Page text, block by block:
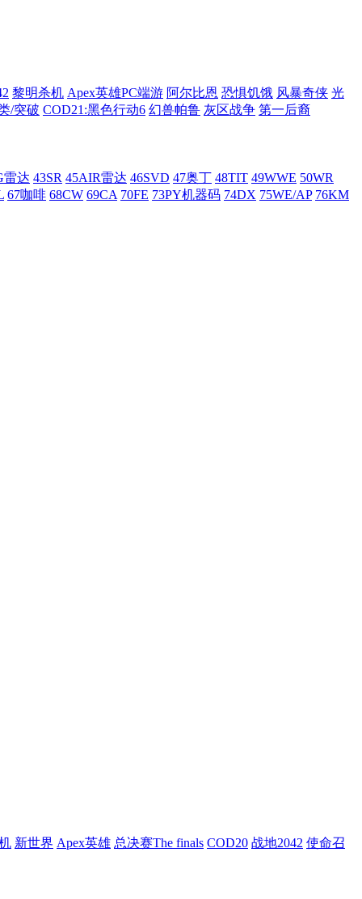
黎明杀机 Apex英雄PC端游 阿尔比恩 恐惧饥饿 风暴奇侠 光
/突破 COD21:黑色行动6 幻兽帕鲁 灰区战争 第一后裔
雷达 43SR 45AIR雷达 46SVD 47奥丁 48TIT 49WWE 50WR
67咖啡 68CW 69CA 70FE 73PY机器码 74DX 75WE/AP 76KM
新世界 Apex英雄 总决赛The finals COD20 战地2042 使命召